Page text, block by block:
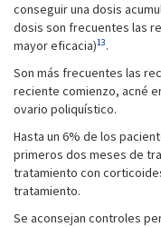
conseguir una dosis
dosis son frecuentes las
mayor eficacia)13.
Son más frecuentes las
reciente comienzo, acné
ovario poliquístico.
Hasta un 6% de los
primeros dos meses de
tratamiento con
tratamiento.
Se aconsejan controles